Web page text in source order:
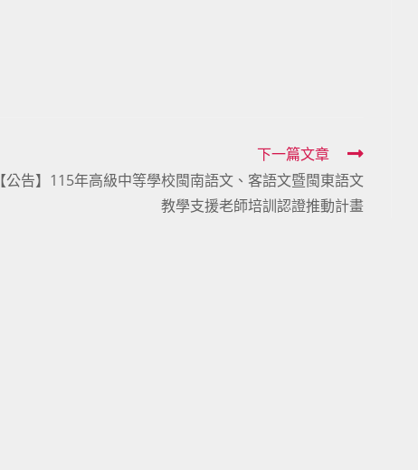
下一篇文章
【公告】115年高級中等學校閩南語文、客語文暨閩東語文
教學支援老師培訓認證推動計畫